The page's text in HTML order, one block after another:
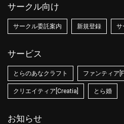
サークル向け
サークル委託案内 新規登録 サ
サービス
とらのあなクラフト ファンティア
クリエイティア[Creatia] とら婚
お知らせ